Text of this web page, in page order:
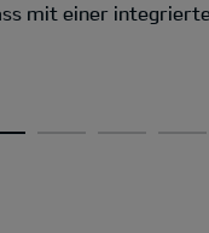
mit einer